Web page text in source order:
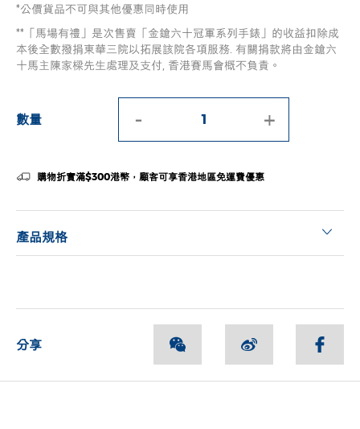
*公價貨品不可與其他優惠同時使用
**「馬場有禮」是次售賣「金鎗六十冠軍系列手錶」的收益扣除成
本後全數撥捐東華三院以拓展該院各項服務. 有關捐款將由金鎗六
十馬主陳家樑先生處理及支付, 香港賽馬會概不負責。
數量 - +
購物折實滿$300港幣，顧客可享香港地區免運費優惠
產品規格
分享